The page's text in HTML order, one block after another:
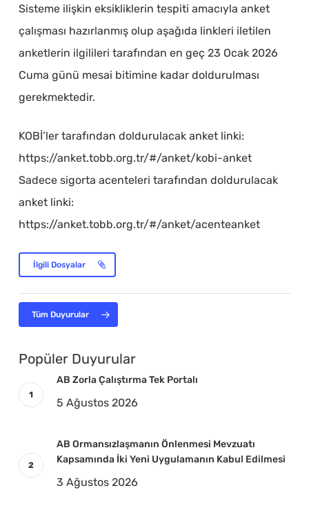
Sisteme ilişkin eksikliklerin tespiti amacıyla anket
çalışması hazırlanmış olup aşağıda linkleri iletilen
anketlerin ilgilileri tarafından en geç 23 Ocak 2026
Cuma günü mesai bitimine kadar doldurulması
gerekmektedir.
KOBİ’ler tarafından doldurulacak anket linki:
https://anket.tobb.org.tr/#/anket/kobi-anket
Sadece sigorta acenteleri tarafından doldurulacak
anket linki:
https://anket.tobb.org.tr/#/anket/acenteanket
İlgili Dosyalar
Tüm Duyurular
Popüler Duyurular
AB Zorla Çalıştırma Tek Portalı
5 Ağustos 2026
AB Ormansızlaşmanın Önlenmesi Mevzuatı
Kapsamında İki Yeni Uygulamanın Kabul Edilmesi
3 Ağustos 2026